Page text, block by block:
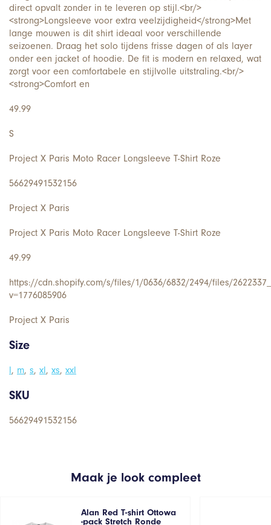
direct opvalt zonder in te leveren op stijl.<br/>
<strong>Longsleeve voor extra veelzijdigheid</strong>Met
lange mouwen is dit shirt ideaal voor verschillende
seizoenen. Draag het solo tijdens frisse dagen of als layer
onder een jacket of hoodie. De fit is modern en relaxed, wat
zorgt voor een comfortabele en stijlvolle uitstraling.<br/>
<strong>Comfort en
49.99
S
Project X Paris Moto Racer Longsleeve T-Shirt Roze
56629491532156
Project X Paris
Project X Paris Moto Racer Longsleeve T-Shirt Roze
49.99
https://cdn.shopify.com/s/files/1/0636/6832/2494/files/
v=1776085906
Project X Paris
Size
l, m, s, xl, xs, xxl
SKU
56629491532156
Maak je look compleet
Alan Red T-shirt Ottowa
-pack Stretch Ronde